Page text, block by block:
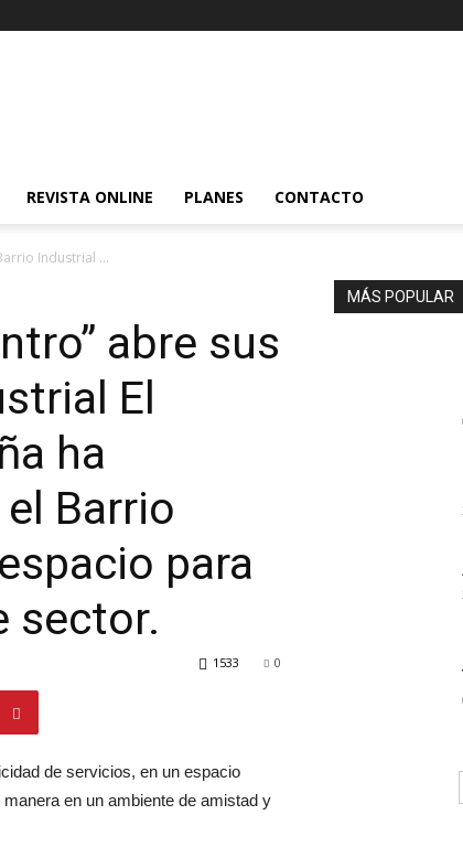
REVISTA ONLINE PLANES CONTACTO
Industrial ...
abre sus
El
ha
Barrio
para
sector.
0
1533
de servicios, en un espacio
en un ambiente de amistad y
MÁS POPULAR